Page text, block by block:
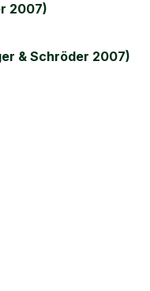
2007)
& Schröder 2007)